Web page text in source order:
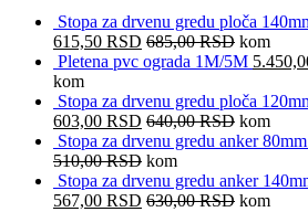
Stopa za drvenu gredu ploča
615,50 RSD 685,00RSD kom
Pletena pvc ograda 1M/5M
kom
Stopa za drvenu gredu ploča
603,00 RSD 640,00RSD kom
Stopa za drvenu gredu anker 80mm
510,00RSD kom
Stopa za drvenu gredu anker
567,00 RSD 630,00RSD kom